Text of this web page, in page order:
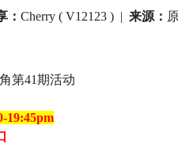
： Cherry ( V12123 ) | 来源：
第41期活动
19:45pm